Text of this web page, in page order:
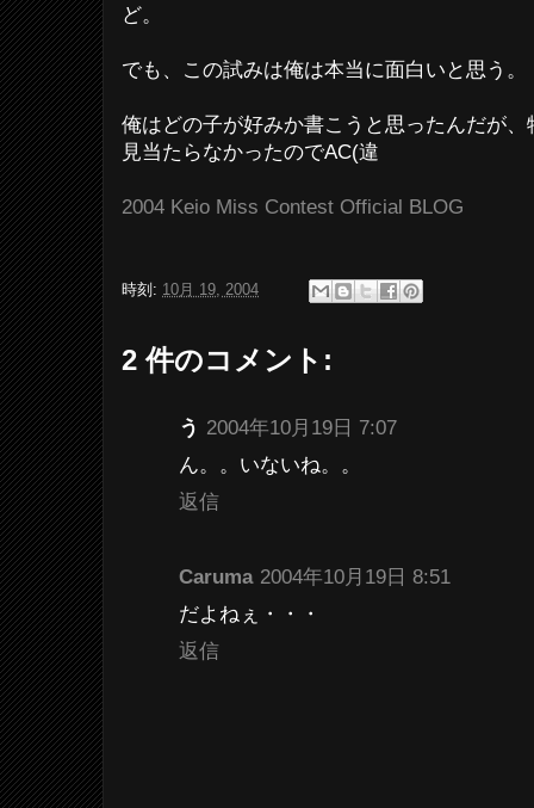
ど。
でも、この試みは俺は本当に面白いと思う。
俺はどの子が好みか書こうと思ったんだが
見当たらなかったのでAC(違
2004 Keio Miss Contest Official BLOG
時刻: 10月 19, 2004
2 件のコメント:
う 2004年10月19日 7:07
ん。。いないね。。
返信
Caruma 2004年10月19日 8:51
だよねぇ・・・
返信